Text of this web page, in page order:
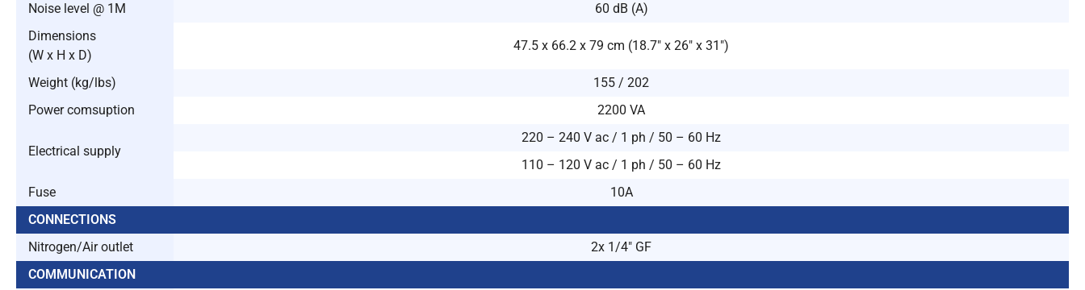
Noise level @ 1M
60 dB (A)
Dimensions
(W x H x D)
47.5 x 66.2 x 79 cm (18.7″ x 26″ x 31″)
Weight (kg/lbs)
155 / 202
Power comsuption
2200 VA
Electrical supply
220 – 240 V ac / 1 ph / 50 – 60 Hz
110 – 120 V ac / 1 ph / 50 – 60 Hz
Fuse
10A
CONNECTIONS
Nitrogen/Air outlet
2x 1/4″ GF
COMMUNICATION